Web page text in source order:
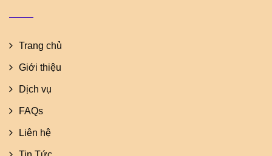
Trang chủ
Giới thiệu
Dịch vụ
FAQs
Liên hệ